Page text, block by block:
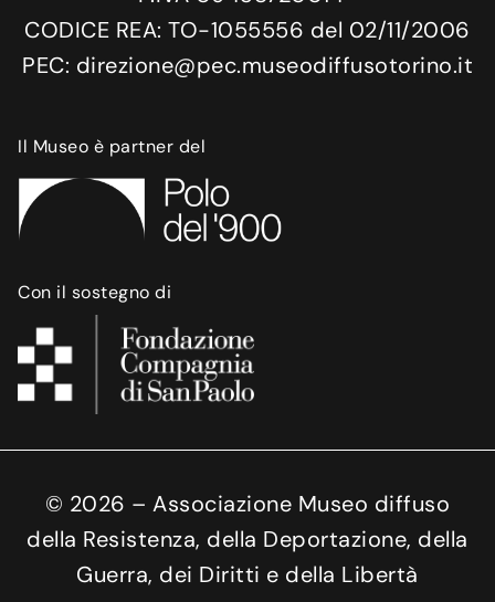
CODICE REA: TO-1055556 del 02/11/2006
PEC: direzione@pec.museodiffusotorino.it
Il Museo è partner del
Con il sostegno di
© 2026 – Associazione Museo diffuso
della Resistenza, della Deportazione, della
Guerra, dei Diritti e della Libertà